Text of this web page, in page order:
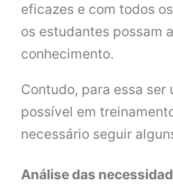
eficazes e com todos
os estudantes possam
conhecimento.
Contudo, para essa ser
possível em
necessário seguir
Análise das